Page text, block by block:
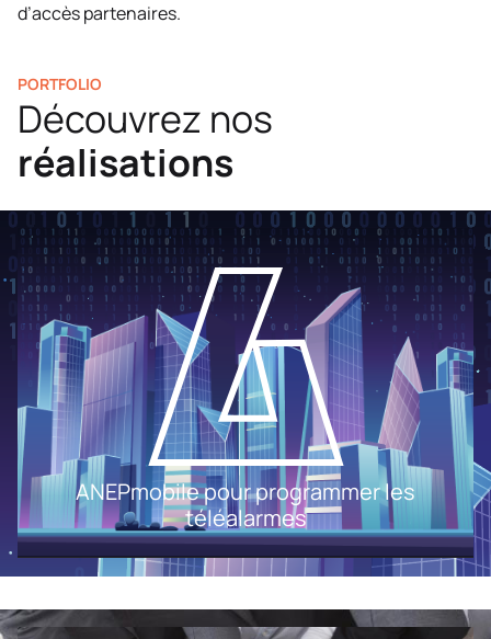
d’accès partenaires.
PORTFOLIO
Découvrez nos
réalisations
ANEPmobile pour programmer les
téléalarmes